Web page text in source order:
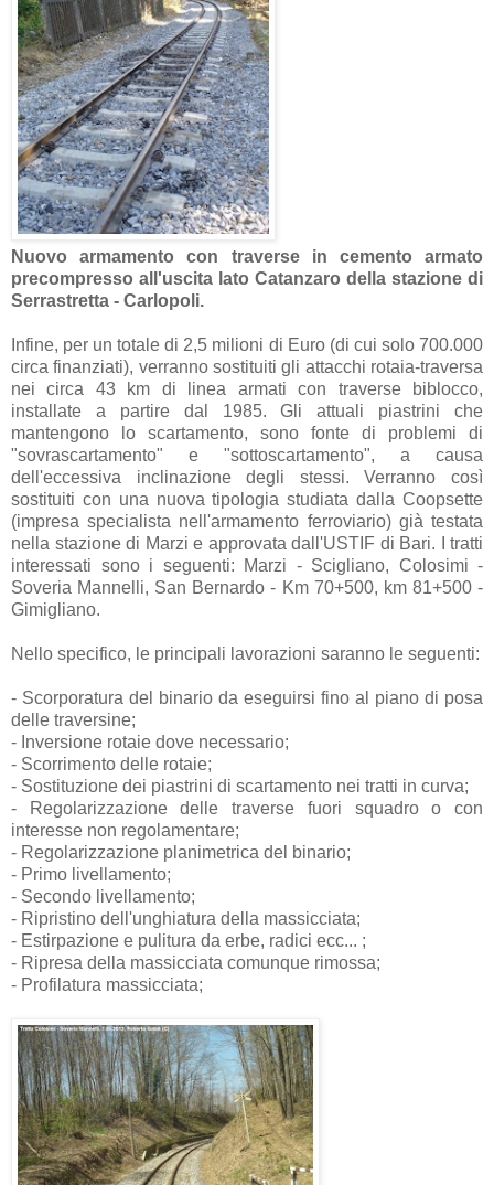
Nuovo armamento con traverse in cemento armato
precompresso all'uscita lato Catanzaro della stazione di
Serrastretta - Carlopoli.
Infine, per un totale di 2,5 milioni di Euro (di cui solo 700.000
circa finanziati), verranno sostituiti gli attacchi rotaia-traversa
nei circa 43 km di linea armati con traverse biblocco,
installate a partire dal 1985. Gli attuali piastrini che
mantengono lo scartamento, sono fonte di problemi di
"sovrascartamento" e "sottoscartamento", a causa
dell'eccessiva inclinazione degli stessi. Verranno così
sostituiti con una nuova tipologia studiata dalla Coopsette
(impresa specialista nell'armamento ferroviario) già testata
nella stazione di Marzi e approvata dall'USTIF di Bari. I tratti
interessati sono i seguenti: Marzi - Scigliano, Colosimi -
Soveria Mannelli, San Bernardo - Km 70+500, km 81+500 -
Gimigliano.
Nello specifico, le principali lavorazioni saranno le seguenti:
- Scorporatura del binario da eseguirsi fino al piano di posa
delle traversine;
- Inversione rotaie dove necessario;
- Scorrimento delle rotaie;
- Sostituzione dei piastrini di scartamento nei tratti in curva;
- Regolarizzazione delle traverse fuori squadro o con
interesse non regolamentare;
- Regolarizzazione planimetrica del binario;
- Primo livellamento;
- Secondo livellamento;
- Ripristino dell'unghiatura della massicciata;
- Estirpazione e pulitura da erbe, radici ecc... ;
- Ripresa della massicciata comunque rimossa;
- Profilatura massicciata;